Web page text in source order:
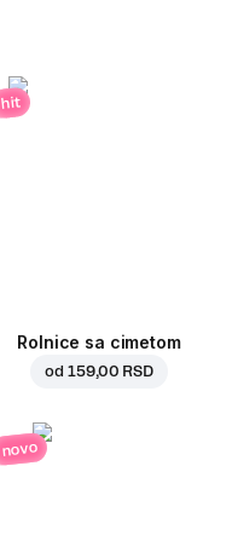
hit
Rolnice sa cimetom
od 159,00 RSD
novo